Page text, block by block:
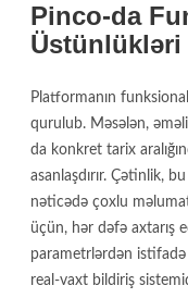
Pinco-da
Üstünlükləri
Platformanın
qurulub. Məsələn,
da konkret tarix
asanlaşdırır. Çətinlik,
nəticədə çoxlu
üçün, hər dəfə axtarış
parametrlərdən
real-vaxt bildiriş